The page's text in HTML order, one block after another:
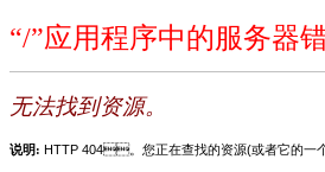
“/”应用程序中的服务器错
无法找到资源。
说明: HTTP 404。您正在查找的资源(或者它的一